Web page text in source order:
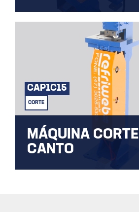
frisar, cortar e nervurar.
CAP1C15
CORTE
MÁQUINA CORTE
CANTO